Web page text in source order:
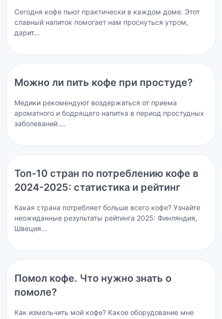
Сегодня кофе пьют практически в каждом доме. Этот
славный напиток помогает нам проснуться утром,
дарит…
Можно ли пить кофе при простуде?
Медики рекомендуют воздержаться от приема
ароматного и бодрящего напитка в период простудных
заболеваний.…
Топ-10 стран по потреблению кофе в
2024-2025: статистика и рейтинг
Какая страна потребляет больше всего кофе? Узнайте
неожиданные результаты рейтинга 2025: Финляндия,
Швеция…
Помол кофе. Что нужно знать о
помоле?
Как измельчить мой кофе? Какое оборудование мне